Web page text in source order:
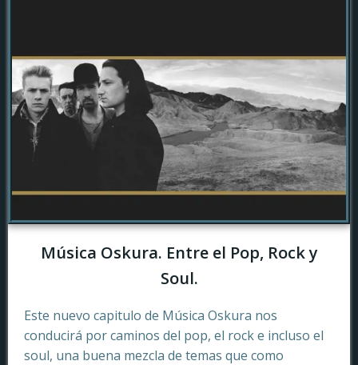
Música Oskura. Entre el Pop, Rock y
Soul.
Este nuevo capitulo de Música Oskura nos
conducirá por caminos del pop, el rock e incluso el
soul, una buena mezcla de temas que como